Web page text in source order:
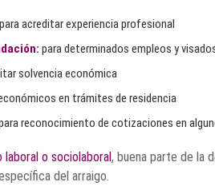
acreditar experiencia profesional
para determinados empleos y
solvencia económica
en trámites de residencia
reconocimiento de cotizaciones en
laboral o sociolaboral, buena parte de la
del arraigo.